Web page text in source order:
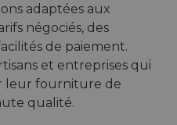
adaptées aux
négociés, des
de paiement.
et entreprises qui
leur fourniture de
qualité.